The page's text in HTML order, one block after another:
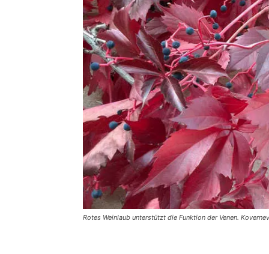
Rotes Weinlaub unterstützt die Funktion der Venen.